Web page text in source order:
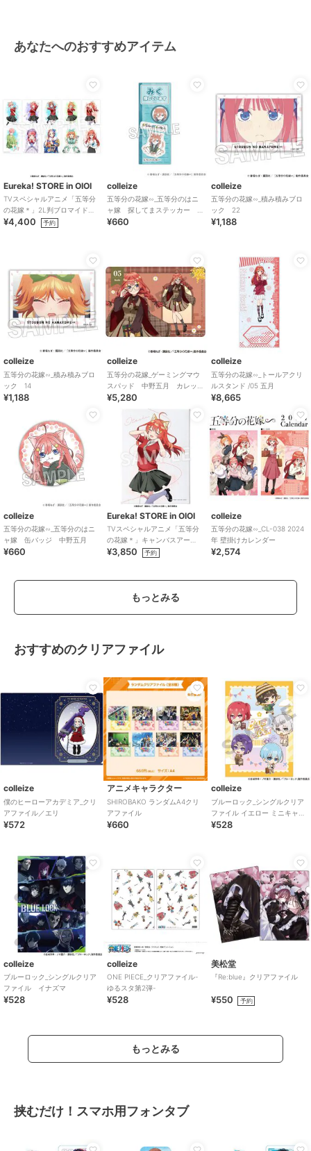
あなたへのおすすめアイテム
Eureka! STORE in OIOI
TVスペシャルアニメ「五等分
の花嫁＊」2L判ブロマイドセ
ット
¥4,400 予約
colleize
五等分の花嫁∽_五等分のはニ
ャ嫁 探してまステッカー
中野三玖
¥660
colleize
五等分の花嫁∽_積み積みブロ
ック 22
¥1,188
colleize
五等分の花嫁∽_積み積みブロ
ック 14
¥1,188
colleize
五等分の花嫁_ゲーミングマウ
スパッド 中野五月 カレッ
ジスタイル
¥5,280
colleize
五等分の花嫁∽_トールアクリ
ルスタンド /05 五月
¥8,665
colleize
五等分の花嫁∽_五等分のはニ
ャ嫁 缶バッジ 中野五月
¥660
Eureka! STORE in OIOI
TVスペシャルアニメ「五等分
の花嫁＊」キャンバスアー
ト 五月
¥3,850 予約
colleize
五等分の花嫁∽_CL-038 2024
年 壁掛けカレンダー
¥2,574
もっとみる
おすすめのクリアファイル
colleize
僕のヒーローアカデミア_クリ
アファイル／エリ
¥572
アニメキャラクター
SHIROBAKO ランダムA4クリ
アファイル
¥660
colleize
ブルーロック_シングルクリア
ファイル イエロー ミニキャラ
旅行
¥528
colleize
ブルーロック_シングルクリア
ファイル イナズマ
¥528
colleize
ONE PIECE_クリアファイル-
ゆるスタ第2弾-
¥528
美松堂
『Re:blue』クリアファイル
¥550 予約
もっとみる
挟むだけ！スマホ用フォンタブ